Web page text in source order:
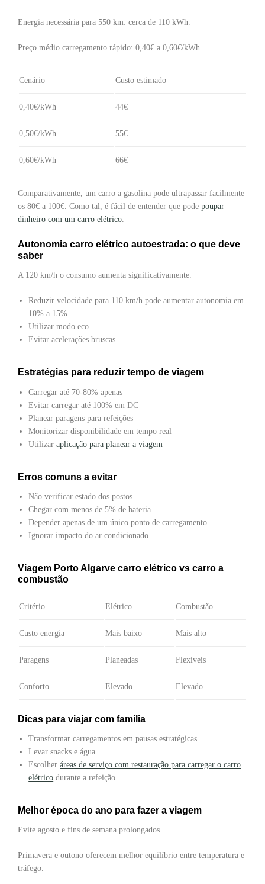
Energia necessária para 550 km: cerca de 110 kWh.
Preço médio carregamento rápido: 0,40€ a 0,60€/kWh.
Cenário Custo estimado
0,40€/kWh 44€
0,50€/kWh 55€
0,60€/kWh 66€
Comparativamente, um carro a gasolina pode ultrapassar facilmente
os 80€ a 100€. Como tal, é fácil de entender que pode poupar
dinheiro com um carro elétrico
Autonomia carro elétrico autoestrada: o que deve
saber
A 120 km/h o consumo aumenta significativamente.
Reduzir velocidade para 110 km/h pode aumentar autonomia em
10% a 15%
Utilizar modo eco
Evitar acelerações bruscas
Estratégias para reduzir tempo de viagem
Carregar até 70-80% apenas
Evitar carregar até 100% em DC
Planear paragens para refeições
Monitorizar disponibilidade em tempo real
Utilizaraplicação para planear a viagem
Erros comuns a evitar
Não verificar estado dos postos
Chegar com menos de 5% de bateria
Depender apenas de um único ponto de carregamento
Ignorar impacto do ar condicionado
Viagem Porto Algarve carro elétrico vs carro a
combustão
Critério Elétrico Combustão
Custo energia Mais baixo Mais alto
Paragens Planeadas Flexíveis
Conforto Elevado Elevado
Dicas para viajar com família
Transformar carregamentos em pausas estratégicas
Levar snacks e água
Escolheráreas de serviço com restauração para carregar o carro
elétrico durante a refeição
Melhor época do ano para fazer a viagem
Evite agosto e fins de semana prolongados.
Primavera e outono oferecem melhor equilíbrio entre temperatura e
tráfego.